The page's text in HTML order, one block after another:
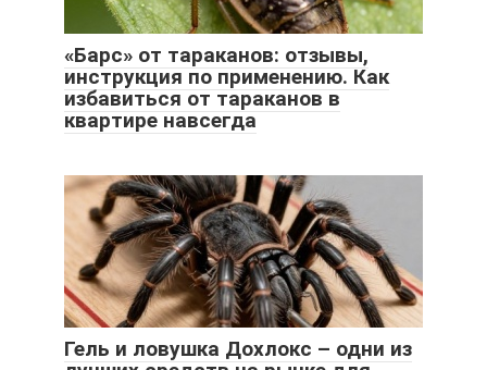
«Барс» от тараканов: отзывы,
инструкция по применению. Как
избавиться от тараканов в
квартире навсегда
Гель и ловушка Дохлокс – одни из